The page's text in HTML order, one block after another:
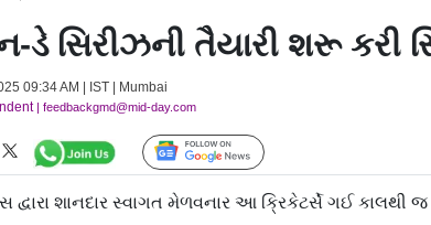
ડે સિરીઝની તૈયારી શરૂ કરી
09:34 AM | IST | Mumbai
| feedbackgmd@mid-day.com
Follow Us
દ્વારા શાનદાર સ્વાગત મેળવનાર આ ક્રિકેટર્સે ગઈ કાલથી